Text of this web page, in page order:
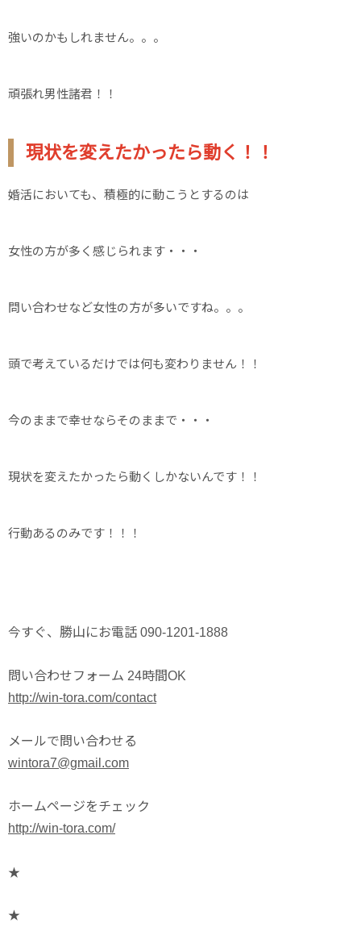
強いのかもしれません。。。
頑張れ男性諸君！！
現状を変えたかったら動く！！
婚活においても、積極的に動こうとするのは
女性の方が多く感じられます・・・
問い合わせなど女性の方が多いですね。。。
頭で考えているだけでは何も変わりません！！
今のままで幸せならそのままで・・・
現状を変えたかったら動くしかないんです！！
行動あるのみです！！！
今すぐ、勝山にお電話 090-1201-1888
問い合わせフォーム 24時間OK
http://win-tora.com/contact
メールで問い合わせる
wintora7@gmail.com
ホームページをチェック
http://win-tora.com/
★
★